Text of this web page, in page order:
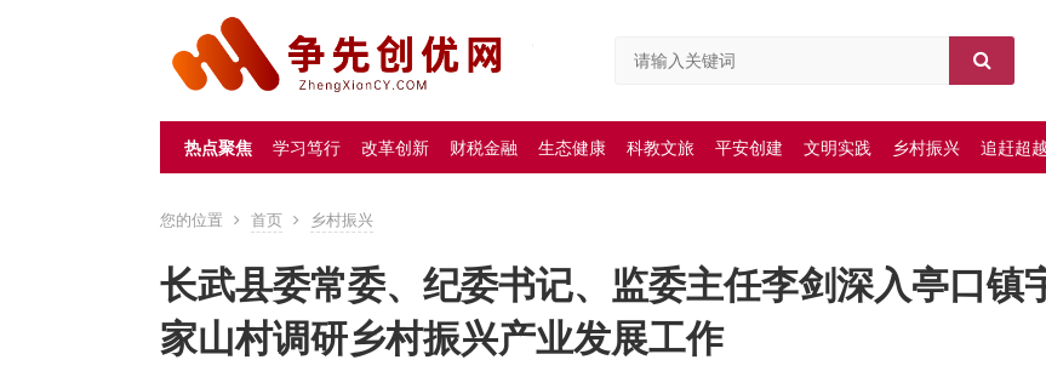
热点聚焦 学习笃行 改革创新 财税金融 生态健康 科教文旅 平安创建 文明实践 乡村振兴 追赶超越
您的位置 首页 乡村振兴
长武县委常委、纪委书记、监委主任李剑深入亭口镇
家山村调研乡村振兴产业发展工作